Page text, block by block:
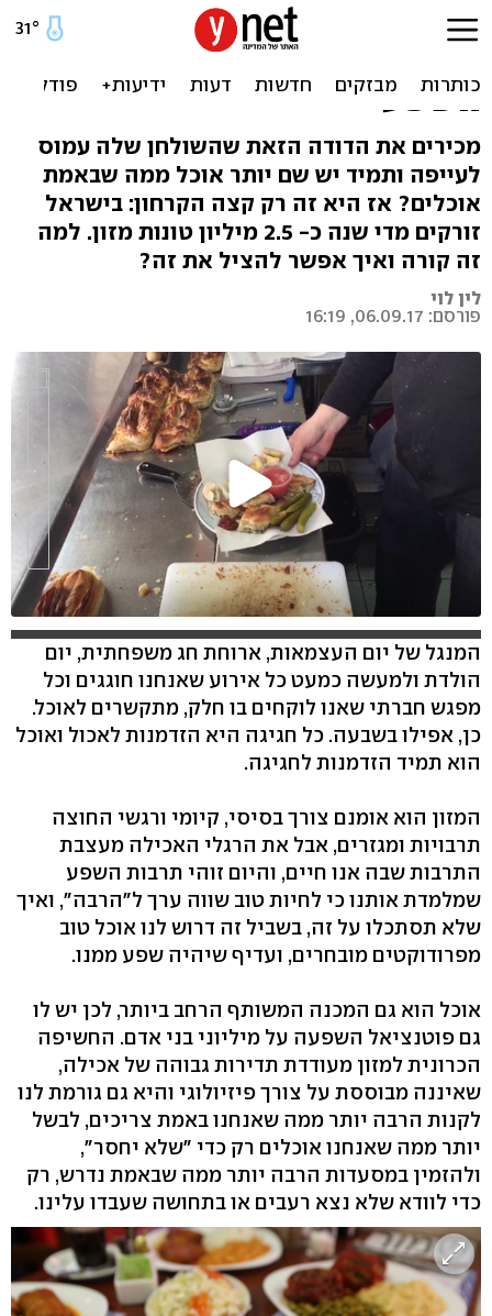
נחשו כמה אוכל נזרק לפח בכל
שנה: צריכה ובזבוז בעידן
השפע
מכירים את הדודה הזאת שהשולחן שלה עמוס
לעייפה ותמיד יש שם יותר אוכל ממה שבאמת
אוכלים? אז היא זה רק קצה הקרחון: בישראל
זורקים מדי שנה כ- 2.5 מיליון טונות מזון. למה
זה קורה ואיך אפשר להציל את זה?
לין לוי
פורסם: 06.09.17, 16:19
המנגל של יום העצמאות, ארוחת חג משפחתית, יום
הולדת ולמעשה כמעט כל אירוע שאנחנו חוגגים וכל
מפגש חברתי שאנו לוקחים בו חלק, מתקשרים לאוכל.
כן, אפילו בשבעה. כל חגיגה היא הזדמנות לאכול ואוכל
הוא תמיד הזדמנות לחגיגה.
המזון הוא אומנם צורך בסיסי, קיומי ורגשי החוצה
תרבויות ומגזרים, אבל את הרגלי האכילה מעצבת
התרבות שבה אנו חיים, והיום זוהי תרבות השפע
שמלמדת אותנו כי לחיות טוב שווה ערך ל"הרבה", ואיך
שלא תסתכלו על זה, בשביל זה דרוש לנו אוכל טוב
מפרודוקטים מובחרים, ועדיף שיהיה שפע ממנו.
אוכל הוא גם המכנה המשותף הרחב ביותר, לכן יש לו
גם פוטנציאל השפעה על מיליוני בני אדם. החשיפה
הכרונית למזון מעודדת תדירות גבוהה של אכילה,
שאיננה מבוססת על צורך פיזיולוגי והיא גם גורמת לנו
לקנות הרבה יותר ממה שאנחנו באמת צריכים, לבשל
יותר ממה שאנחנו אוכלים רק כדי "שלא יחסר",
ולהזמין במסעדות הרבה יותר ממה שבאמת נדרש, רק
כדי לוודא שלא נצא רעבים או בתחושה שעבדו עלינו.